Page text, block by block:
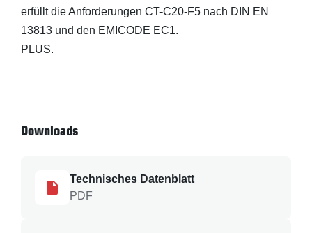
erfüllt die Anforderungen CT-C20-F5 nach DIN EN
13813 und den EMICODE EC1.
PLUS.
Downloads
Technisches Datenblatt
PDF